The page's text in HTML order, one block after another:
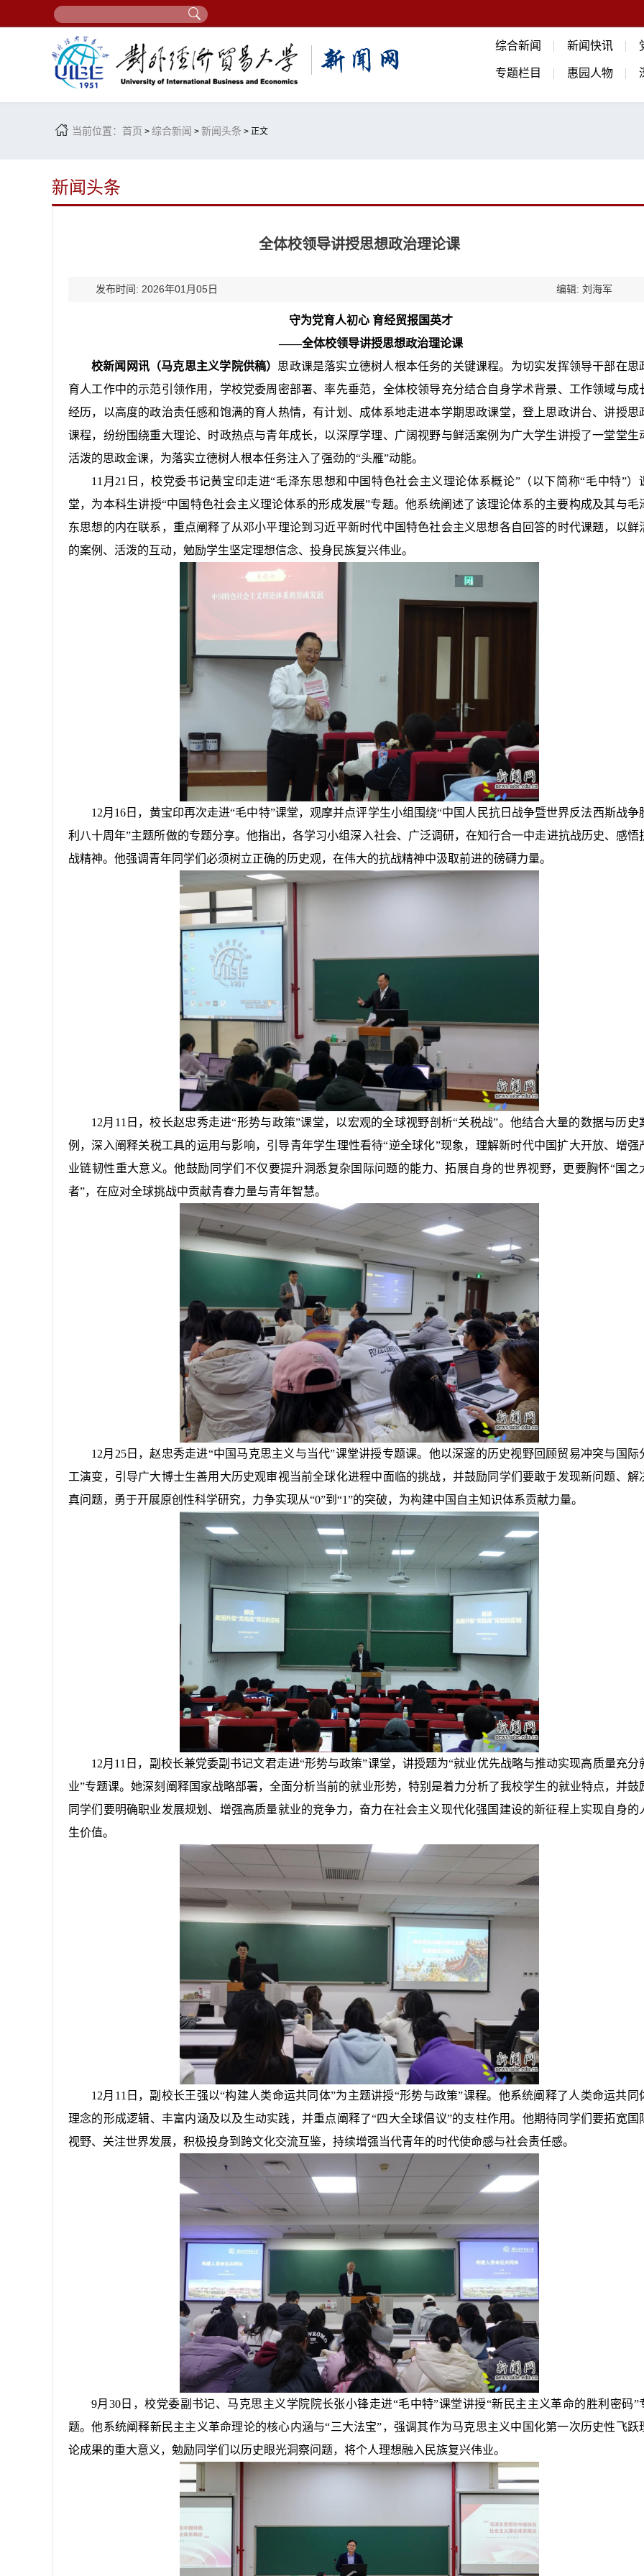
综合新闻 新闻快讯
专题栏目 惠园人物
当前位置： 首页 > 综合新闻 > 新闻头条 > 正文
新闻头条
全体校领导讲授思想政治理论课
发布时间: 2026年01月05日 编辑: 刘海军
守为党育人初心 育经贸报国英才
——全体校领导讲授思想政治理论课
校新闻网讯（马克思主义学院供稿） 思政课是落实立德树人根本任务的关键课程。为切实发挥领导干部在思
育人工作中的示范引领作用，学校党委周密部署、率先垂范，全体校领导充分结合自身学术背景、工作领域与成
经历，以高度的政治责任感和饱满的育人热情，有计划、成体系地走进本学期思政课堂，登上思政讲台、讲授思
课程，纷纷围绕重大理论、时政热点与青年成长，以深厚学理、广阔视野与鲜活案例为广大学生讲授了一堂堂生
活泼的思政金课，为落实立德树人根本任务注入了强劲的“头雁”动能。
11月21日，校党委书记黄宝印走进“毛泽东思想和中国特色社会主义理论体系概论”（以下简称“毛中特”）
堂，为本科生讲授“中国特色社会主义理论体系的形成发展”专题。他系统阐述了该理论体系的主要构成及其与毛
东思想的内在联系，重点阐释了从邓小平理论到习近平新时代中国特色社会主义思想各自回答的时代课题，以鲜
的案例、活泼的互动，勉励学生坚定理想信念、投身民族复兴伟业。
12月16日，黄宝印再次走进“毛中特”课堂，观摩并点评学生小组围绕“中国人民抗日战争暨世界反法西斯战争
利八十周年”主题所做的专题分享。他指出，各学习小组深入社会、广泛调研，在知行合一中走进抗战历史、感悟
战精神。他强调青年同学们必须树立正确的历史观，在伟大的抗战精神中汲取前进的磅礴力量。
12月11日，校长赵忠秀走进“形势与政策”课堂，以宏观的全球视野剖析“关税战”。他结合大量的数据与历史
例，深入阐释关税工具的运用与影响，引导青年学生理性看待“逆全球化”现象，理解新时代中国扩大开放、增强
业链韧性重大意义。他鼓励同学们不仅要提升洞悉复杂国际问题的能力、拓展自身的世界视野，更要胸怀“国之
者”，在应对全球挑战中贡献青春力量与青年智慧。
12月25日，赵忠秀走进“中国马克思主义与当代”课堂讲授专题课。他以深邃的历史视野回顾贸易冲突与国际
工演变，引导广大博士生善用大历史观审视当前全球化进程中面临的挑战，并鼓励同学们要敢于发现新问题、解
真问题，勇于开展原创性科学研究，力争实现从“0”到“1”的突破，为构建中国自主知识体系贡献力量。
12月11日，副校长兼党委副书记文君走进“形势与政策”课堂，讲授题为“就业优先战略与推动实现高质量充分
业”专题课。她深刻阐释国家战略部署，全面分析当前的就业形势，特别是着力分析了我校学生的就业特点，并鼓
同学们要明确职业发展规划、增强高质量就业的竞争力，奋力在社会主义现代化强国建设的新征程上实现自身的
生价值。
12月11日，副校长王强以“构建人类命运共同体”为主题讲授“形势与政策”课程。他系统阐释了人类命运共同
理念的形成逻辑、丰富内涵及以及生动实践，并重点阐释了“四大全球倡议”的支柱作用。他期待同学们要拓宽国
视野、关注世界发展，积极投身到跨文化交流互鉴，持续增强当代青年的时代使命感与社会责任感。
9月30日，校党委副书记、马克思主义学院院长张小锋走进“毛中特”课堂讲授“新民主主义革命的胜利密码”
题。他系统阐释新民主主义革命理论的核心内涵与“三大法宝”，强调其作为马克思主义中国化第一次历史性飞跃
论成果的重大意义，勉励同学们以历史眼光洞察问题，将个人理想融入民族复兴伟业。